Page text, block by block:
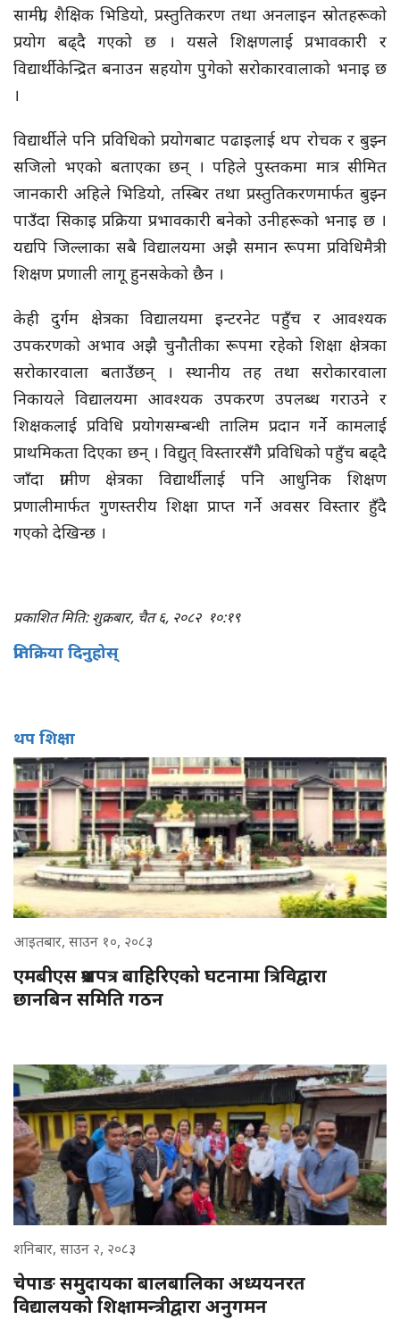
सामग्री, शैक्षिक भिडियो, प्रस्तुतिकरण तथा अनलाइन स्रोतहरूको
प्रयोग बढ्दै गएको छ । यसले शिक्षणलाई प्रभावकारी र
विद्यार्थीकेन्द्रित बनाउन सहयोग पुगेको सरोकारवालाको भनाइ छ
।
विद्यार्थीले पनि प्रविधिको प्रयोगबाट पढाइलाई थप रोचक र बुझ्न
सजिलो भएको बताएका छन् । पहिले पुस्तकमा मात्र सीमित
जानकारी अहिले भिडियो, तस्बिर तथा प्रस्तुतिकरणमार्फत बुझ्न
पाउँदा सिकाइ प्रक्रिया प्रभावकारी बनेको उनीहरूको भनाइ छ ।
यद्यपि जिल्लाका सबै विद्यालयमा अझै समान रूपमा प्रविधिमैत्री
शिक्षण प्रणाली लागू हुनसकेको छैन ।
केही दुर्गम क्षेत्रका विद्यालयमा इन्टरनेट पहुँच र आवश्यक
उपकरणको अभाव अझै चुनौतीका रूपमा रहेको शिक्षा क्षेत्रका
सरोकारवाला बताउँछन् । स्थानीय तह तथा सरोकारवाला
निकायले विद्यालयमा आवश्यक उपकरण उपलब्ध गराउने र
शिक्षकलाई प्रविधि प्रयोगसम्बन्धी तालिम प्रदान गर्ने कामलाई
प्राथमिकता दिएका छन् । विद्युत् विस्तारसँगै प्रविधिको पहुँच बढ्दै
जाँदा ग्रामीण क्षेत्रका विद्यार्थीलाई पनि आधुनिक शिक्षण
प्रणालीमार्फत गुणस्तरीय शिक्षा प्राप्त गर्ने अवसर विस्तार हुँदै
गएको देखिन्छ ।
प्रकाशित मिति: शुक्रबार, चैत ६, २०८२ १०:१९
प्रतिक्रिया दिनुहोस्
थप शिक्षा
आइतबार, साउन १०, २०८३
एमबीएस प्रश्नपत्र बाहिरिएको घटनामा त्रिविद्वारा
छानबिन समिति गठन
शनिबार, साउन २, २०८३
चेपाङ समुदायका बालबालिका अध्ययनरत
विद्यालयको शिक्षामन्त्रीद्वारा अनुगमन